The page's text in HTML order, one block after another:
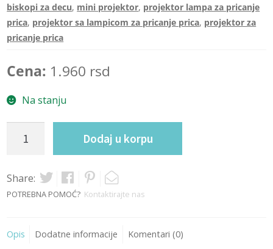
biskopi za decu, mini projektor, projektor lampa za pricanje
prica, projektor sa lampicom za pricanje prica, projektor za
pricanje prica
Cena: 1.960 rsd
Na stanju
projektor
Les
Aventures
quantity
Dodaj u korpu
Share:
POTREBNA POMOĆ? Kontaktirajte nas
Opis Dodatne informacije Komentari (0)